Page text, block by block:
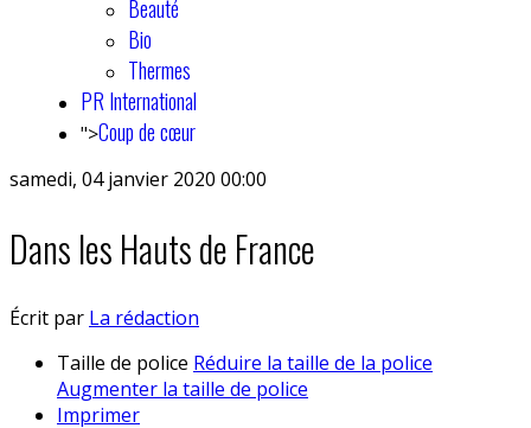
Beauté
Bio
Thermes
PR International
">Coup de cœur
samedi, 04 janvier 2020 00:00
Dans les Hauts de France
Écrit par La rédaction
Taille de police Réduire la taille de la police
Augmenter la taille de police
Imprimer